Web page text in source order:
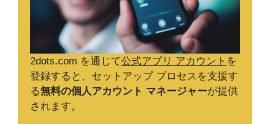
2dots.com を通じて公式アプリ アカウント を
登録すると、セットアップ プロセスを支援す
る無料の個人アカウント マネージャーが提供
されます。